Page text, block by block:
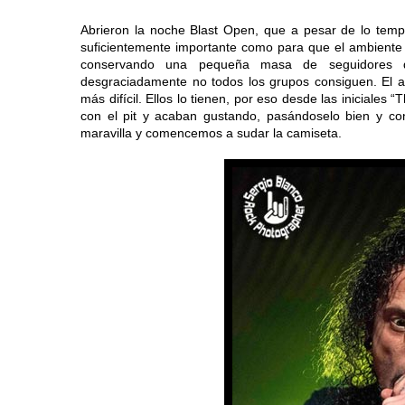
Abrieron la noche Blast Open, que a pesar de lo
suficientemente importante como para que el
conservando una pequeña masa de
desgraciadamente no todos los grupos consiguen.
más difícil. Ellos lo tienen, por eso desde las iniciales
con el pit y acaban gustando, pasándoselo bien y
maravilla y comencemos a sudar la camiseta.